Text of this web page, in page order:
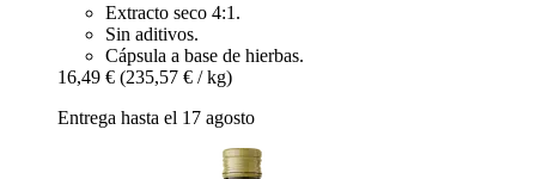
Extracto seco 4:1.
Sin aditivos.
Cápsula a base de hierbas.
16,49 € (235,57 € / kg)
Entrega hasta el 17 agosto